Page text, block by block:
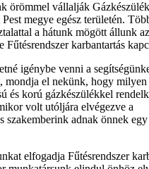
örömmel vállalják
Pest megye egész területén.
a hátunk mögött állunk
Fűtésrendszer karbantartás
igénybe venni a
mondja el nekünk, hogy milyen
és korú gázkészülékkel
volt utóljára elvégezve a
szakemberink adnak önnek egy
elfogadja Fűtésrendszer